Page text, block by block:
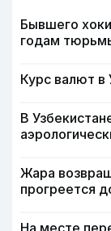
Бывшего
годам
Курс валют в
В
Жара
прогреется
На месте